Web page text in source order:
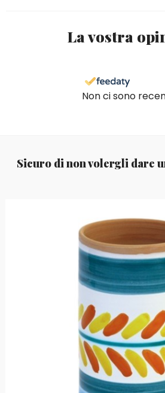
La vostra
Non ci sono
Sicuro di non volergli dare